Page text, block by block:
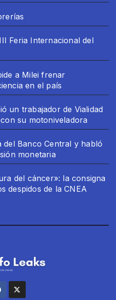
Feria Internacional del
a Milei frenar
en el país
un trabajador de Vialidad
su motoniveladora
Banco Central y habló
monetaria
del cáncer»: la consigna
despidos de la CNEA